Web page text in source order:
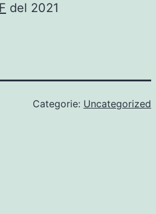
del 2021
Categorie: Uncategorized